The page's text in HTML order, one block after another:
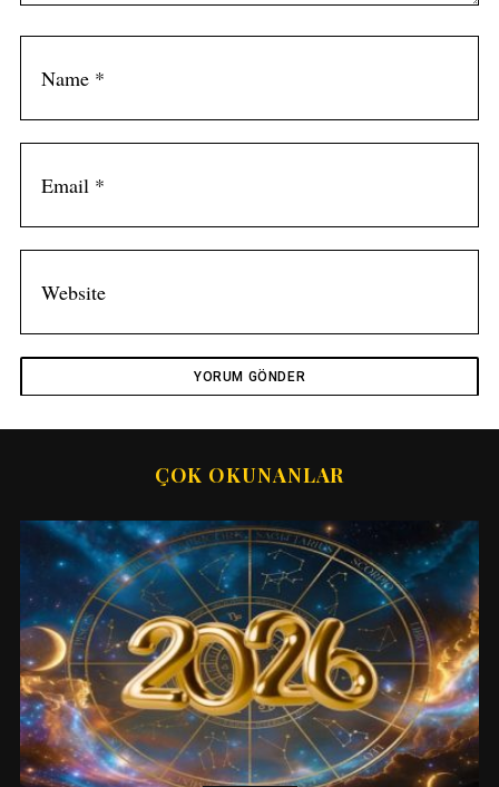
ÇOK OKUNANLAR